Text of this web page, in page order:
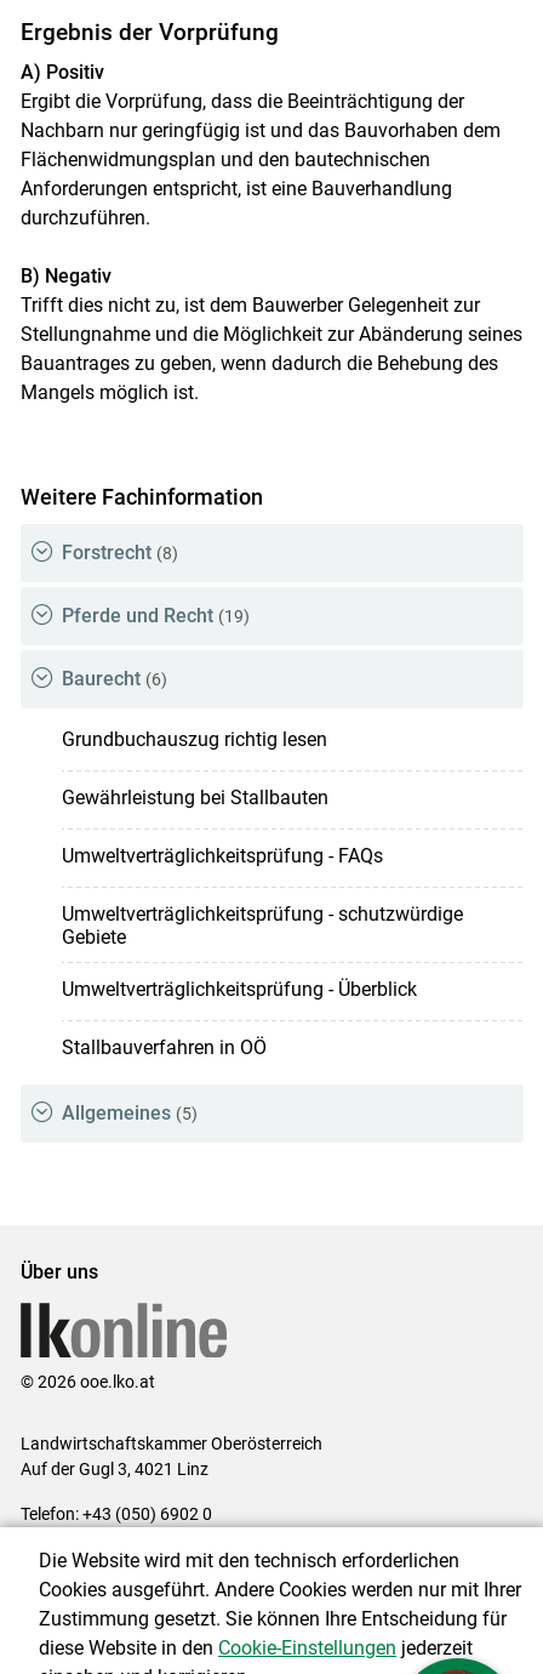
Ergebnis der Vorprüfung
A) Positiv
Ergibt die Vorprüfung, dass die Beeinträchtigung der
Nachbarn nur geringfügig ist und das Bauvorhaben dem
Flächenwidmungsplan und den bautechnischen
Anforderungen entspricht, ist eine Bauverhandlung
durchzuführen.
B) Negativ
Trifft dies nicht zu, ist dem Bauwerber Gelegenheit zur
Stellungnahme und die Möglichkeit zur Abänderung seines
Bauantrages zu geben, wenn dadurch die Behebung des
Mangels möglich ist.
Weitere Fachinformation
Forstrecht (8)
Pferde und Recht (19)
Baurecht (6)
Grundbuchauszug richtig lesen
Gewährleistung bei Stallbauten
Umweltverträglichkeitsprüfung - FAQs
Umweltverträglichkeitsprüfung - schutzwürdige
Gebiete
Umweltverträglichkeitsprüfung - Überblick
Stallbauverfahren in OÖ
Allgemeines (5)
Über uns
© 2026 ooe.lko.at
Landwirtschaftskammer Oberösterreich
Auf der Gugl 3, 4021 Linz
Telefon: +43 (050) 6902 0
Impressum|Kontakt|Gewinnspiele|Datenschutzerklärung |
Barrierefreiheit
Cookie-Einstellungen
Die Website wird mit den technisch erforderlichen
Cookies ausgeführt. Andere Cookies werden nur mit Ihrer
Zustimmung gesetzt. Sie können Ihre Entscheidung für
diese Website in den Cookie-Einstellungen jederzeit